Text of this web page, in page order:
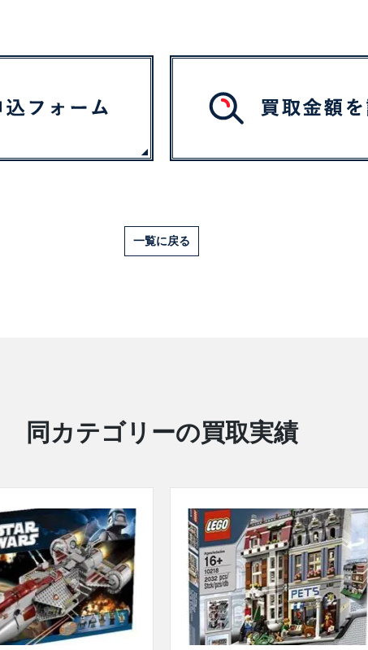
一覧に戻る
同カテゴリーの買取実績